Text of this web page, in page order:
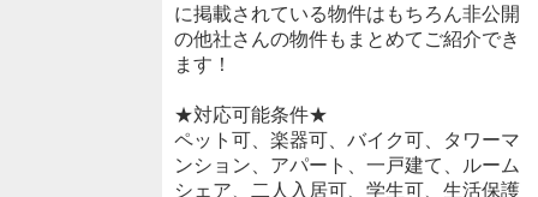
に掲載されている物件はもちろん非公開
の他社さんの物件もまとめてご紹介でき
ます！
★対応可能条件★
ペット可、楽器可、バイク可、タワーマ
ンション、アパート、一戸建て、ルーム
シェア、二人入居可、学生可、生活保護